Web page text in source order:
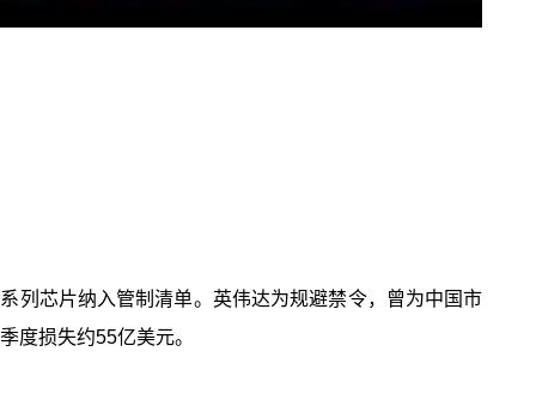
列芯片纳入管制清单。英伟达为规避禁令，曾为中国市
度损失约55亿美元。